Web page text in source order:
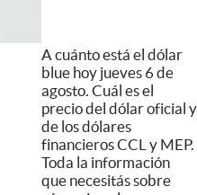
A cuánto está el dólar
blue hoy jueves 6 de
agosto. Cuál es el
precio del dólar oficial y
de los dólares
financieros CCL y MEP.
Toda la información
que necesitás sobre